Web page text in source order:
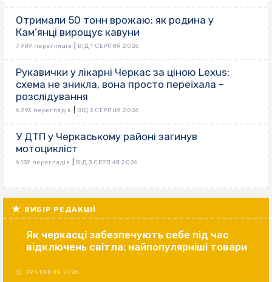
Отримали 50 тонн врожаю: як родина у
Кам’янці вирощує кавуни
7 989 переглядів ВІД 1 СЕРПНЯ 2026
Рукавички у лікарні Черкас за ціною Lexus:
схема не зникла, вона просто переїхала –
розслідування
6 293 переглядів ВІД 3 СЕРПНЯ 2026
У ДТП у Черкаському районі загинув
мотоцикліст
6 139 переглядів ВІД 3 СЕРПНЯ 2026
ВИБІР РЕДАКЦІЇ
Як черкасці забезпечують себе під час
відключень світла: найпопулярніші товари
29 ЧЕРВНЯ 2026